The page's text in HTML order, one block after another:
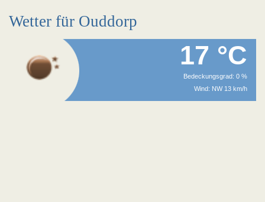
Wetter für Ouddorp
17 °C
Bedeckungsgrad: 0 %
Wind: NW 13 km/h